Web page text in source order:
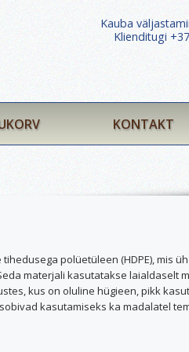
Kauba
Klienditugi
KONTAKT
tihedusega polüetüleen (HDPE), mis
materjali kasutatakse laialdaselt
kus on oluline hügieen, pikk
kasutamiseks ka madalatel